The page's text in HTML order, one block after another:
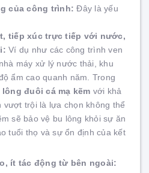
của công trình: Đây là yếu
tiếp xúc trực tiếp với nước,
Ví dụ như các công trình ven
máy xử lý nước thải, khu
ẩm cao quanh năm. Trong
lông đuôi cá mạ kẽm với khả
vượt trội là lựa chọn không thể
sẽ bảo vệ bu lông khỏi sự ăn
tuổi thọ và sự ổn định của kết
ít tác động từ bên ngoài: